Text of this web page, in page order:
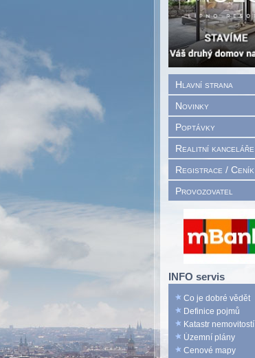
Hlavní strana
Novinky
Poptávky
Realitní kanceláře
Registrace / Ceník
Provozovatel
INFO servis
Co je dobré vědět
Definice pojmů
Katastr nemovitostí
Územní plány
Cenové mapy